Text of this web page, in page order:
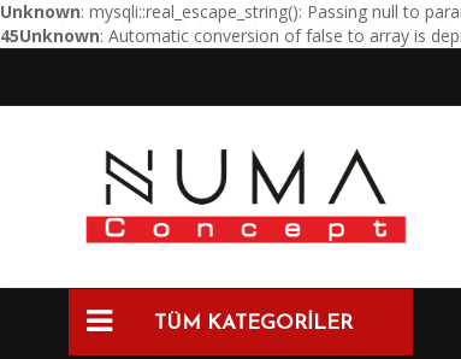
Unknown: mysqli::real_escape_string(): Passing null to
45Unknown: Automatic conversion of false to array is
TÜM KATEGORİLER